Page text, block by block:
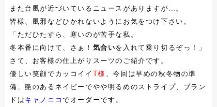
また台風が近づいているニュースがありますが…。
皆様、風邪などひかれないようにお気をつけ下さい。
「ただひたすら、寒いのが苦手な私。
冬本番に向けて、さぁ！ 気合いを入れて乗り切るぞっ！」
さて、お客様の仕上がりスーツのご紹介です。
優しい笑顔でカッコイイ T様 、今回は早めの秋冬物の準
備、艶のあるネイビーでやや明るめのストライプ、ブラン
ドはキャノニコ でオーダーです。